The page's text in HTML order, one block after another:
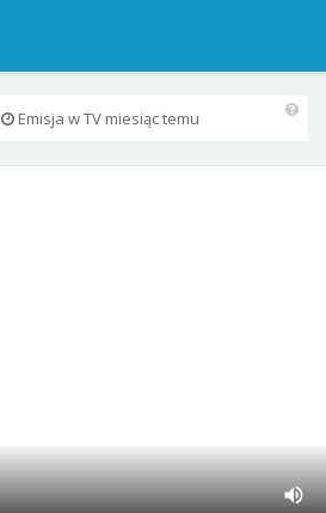
Emisja w TV miesiąc temu